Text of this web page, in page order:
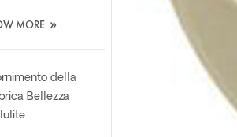
MORE »
della
Bellezza